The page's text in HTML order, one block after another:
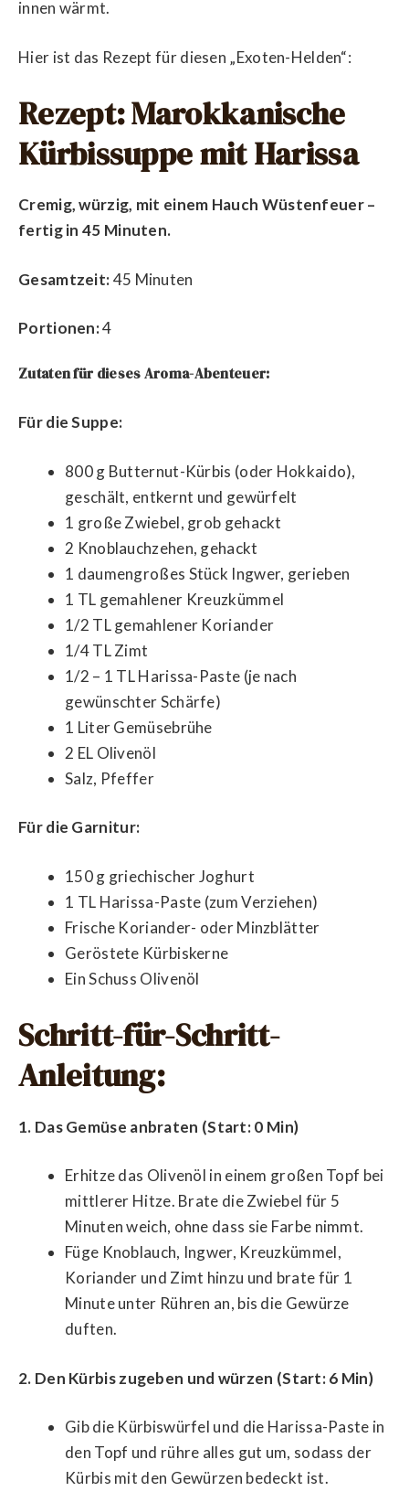
innen wärmt.
Hier ist das Rezept für diesen „Exoten-Helden“:
Rezept: Marokkanische
Kürbissuppe mit Harissa
Cremig, würzig, mit einem Hauch Wüstenfeuer –
fertig in 45 Minuten.
Gesamtzeit:45 Minuten
Portionen:4
Zutaten für dieses Aroma-Abenteuer:
Für die Suppe:
800 g Butternut-Kürbis (oder Hokkaido),
geschält, entkernt und gewürfelt
1 große Zwiebel, grob gehackt
2 Knoblauchzehen, gehackt
1 daumengroßes Stück Ingwer, gerieben
1 TL gemahlener Kreuzkümmel
1/2 TL gemahlener Koriander
1/4 TL Zimt
1/2 – 1 TL Harissa-Paste (je nach
gewünschter Schärfe)
1 Liter Gemüsebrühe
2 EL Olivenöl
Salz, Pfeffer
Für die Garnitur:
150 g griechischer Joghurt
1 TL Harissa-Paste (zum Verziehen)
Frische Koriander- oder Minzblätter
Geröstete Kürbiskerne
Ein Schuss Olivenöl
Schritt-für-Schritt-
Anleitung:
1. Das Gemüse anbraten (Start: 0 Min)
Erhitze das Olivenöl in einem großen Topf bei
mittlerer Hitze. Brate die Zwiebel für 5
Minuten weich, ohne dass sie Farbe nimmt.
Füge Knoblauch, Ingwer, Kreuzkümmel,
Koriander und Zimt hinzu und brate für 1
Minute unter Rühren an, bis die Gewürze
duften.
2. Den Kürbis zugeben und würzen (Start: 6 Min)
Gib die Kürbiswürfel und die Harissa-Paste in
den Topf und rühre alles gut um, sodass der
Kürbis mit den Gewürzen bedeckt ist.